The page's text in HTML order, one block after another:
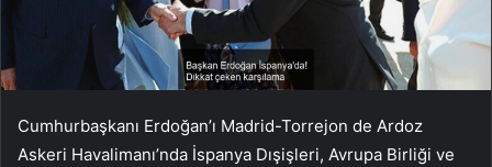
Cumhurbaşkanı Erdoğan’ı Madrid-Torrejon de Ardoz
Askeri Havalimanı’nda İspanya Dışişleri, Avrupa Birliği ve